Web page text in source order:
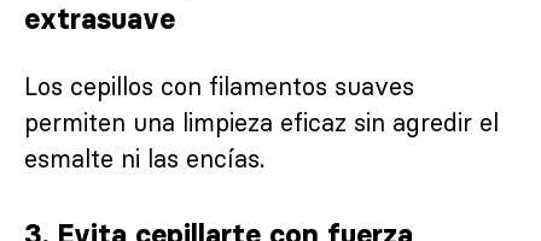
extrasuave
Los cepillos con filamentos suaves
permiten una limpieza eficaz sin agredir el
esmalte ni las encías.